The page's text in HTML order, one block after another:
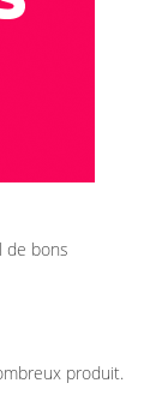
de bons
produit.